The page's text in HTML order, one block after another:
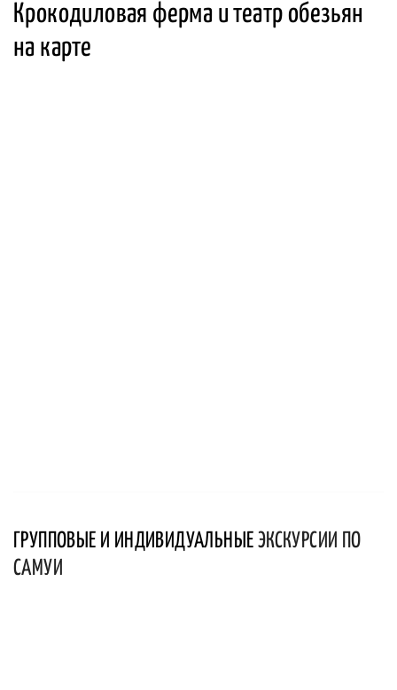
Крокодиловая ферма и театр обезьян
на карте
ГРУППОВЫЕ И ИНДИВИДУАЛЬНЫЕ ЭКСКУРСИИ ПО
САМУИ